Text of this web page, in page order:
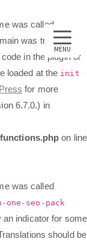
was called
was triggered
in the plugin or
loaded at the init
for more
6.7.0.) in
on line
was called
seo-pack
an indicator for some
should be
MENU